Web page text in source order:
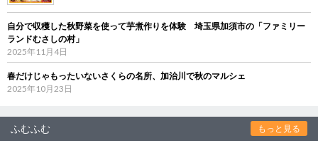
自分で収穫した秋野菜を使って芋煮作りを体験 埼玉県加須市の「ファミリー
ランドむさしの村」
2025年11月4日
春だけじゃもったいないさくらの名所、加治川で秋のマルシェ
2025年10月23日
ふむふむ もっと見る